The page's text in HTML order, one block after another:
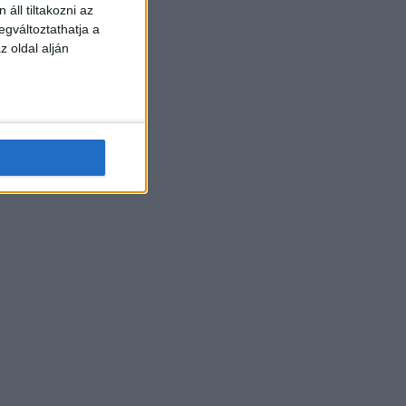
áll tiltakozni az
a
oldal alján